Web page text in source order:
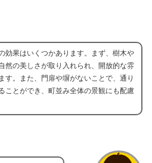
効果はいくつかあります。まず、樹木や
然の美しさが取り入れられ、開放的な雰
す。また、門扉や塀がないことで、通り
ことができ、町並み全体の景観にも配慮